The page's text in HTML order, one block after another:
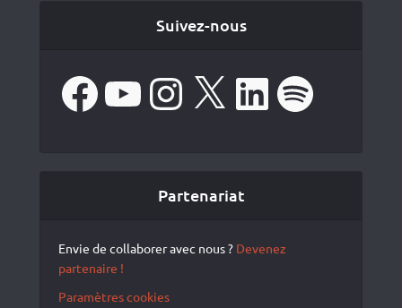
Suivez-nous
Facebook Instagram LinkedIn Spotify
Partenariat
Envie de collaborer avec nous ? Devenez
partenaire !
Paramètres cookies